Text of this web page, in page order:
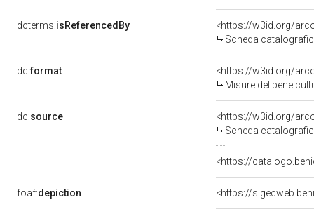
dcterms:isReferencedBy
<https://w3id.org/
Scheda
dc:format
<https://w3id.org/
Misure del bene
dc:source
<https://w3id.org/
Scheda
<https://
foaf:depiction <https://